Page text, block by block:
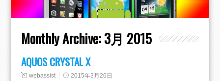
Monthly Archive:3月 2015
AQUOS CRYSTAL X
webassist 2015年3月26日